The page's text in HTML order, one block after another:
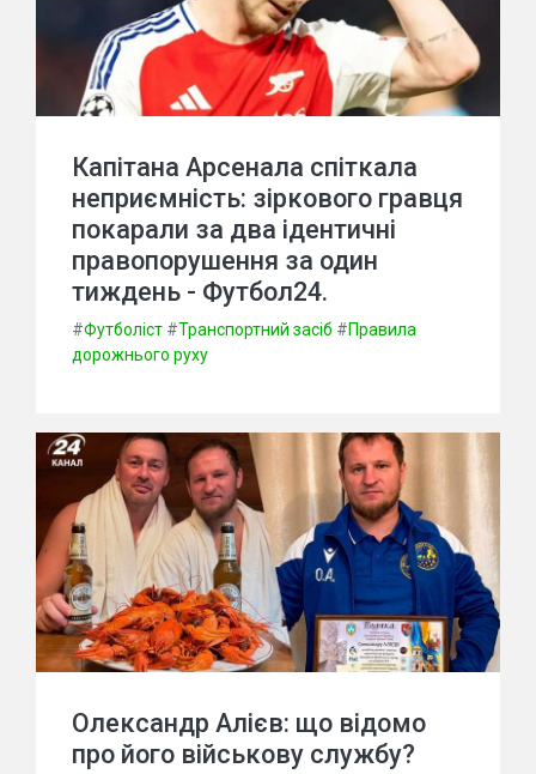
Капітана Арсенала спіткала
неприємність: зіркового гравця
покарали за два ідентичні
правопорушення за один
тиждень - Футбол24.
#Футболіст #Транспортний засіб #Правила
дорожнього руху
Олександр Алієв: що відомо
про його військову службу?